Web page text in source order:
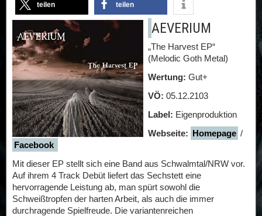
teilen teilen
AEVERIUM
„The Harvest EP“
(Melodic Goth Metal)
Wertung: Gut+
VÖ: 05.12.2103
Label: Eigenproduktion
Webseite: Homepage /
Facebook
Mit dieser EP stellt sich eine Band aus Schwalmtal/NRW vor.
Auf ihrem 4 Track Debüt liefert das Sechstett eine
hervorragende Leistung ab, man spürt sowohl die
Schweißtropfen der harten Arbeit, als auch die immer
durchragende Spielfreude. Die variantenreichen